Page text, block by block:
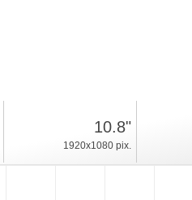
10.8"
1920x1080 pix.